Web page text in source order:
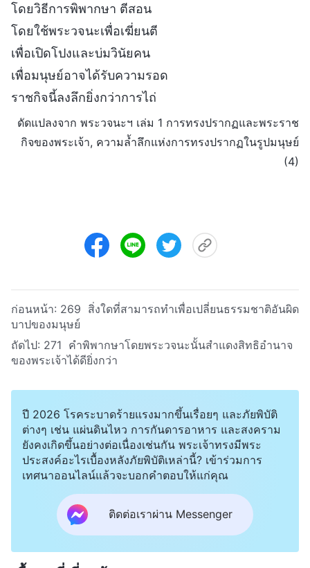
โดยวิธีการพิพากษา ตีสอน
โดยใช้พระวจนะเพื่อเฆี่ยนตี
เพื่อเปิดโปงและบ่มวินัยคน
เพื่อมนุษย์อาจได้รับความรอด
ราชกิจนี้ลงลึกยิ่งกว่าการไถ่
ดัดแปลงจาก พระวจนะฯ เล่ม 1 การทรงปรากฏและพระราช
กิจของพระเจ้า, ความล้ำลึกแห่งการทรงปรากฏในรูปมนุษย์
(4)
ก่อนหน้า: 269 สิ่งใดที่สามารถทำเพื่อเปลี่ยนธรรมชาติอันผิด
บาปของมนุษย์
ถัดไป: 271 คำพิพากษาโดยพระวจนะนั้นสำแดงสิทธิอำนาจ
ของพระเจ้าได้ดียิ่งกว่า
ปี 2026 โรคระบาดร้ายแรงมากขึ้นเรื่อยๆ และภัยพิบัติ
ต่างๆ เช่น แผ่นดินไหว การกันดารอาหาร และสงคราม
ยังคงเกิดขึ้นอย่างต่อเนื่องเช่นกัน พระเจ้าทรงมีพระ
ประสงค์อะไรเบื้องหลังภัยพิบัติเหล่านี้? เข้าร่วมการ
เทศนาออนไลน์แล้วจะบอกคำตอบให้แก่คุณ
ติดต่อเราผ่าน Messenger